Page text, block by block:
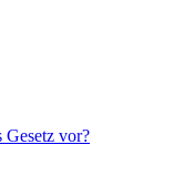
Gesetz vor?